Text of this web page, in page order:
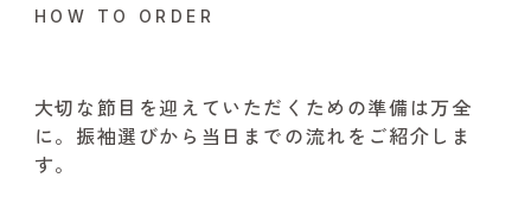
HOW TO ORDER
大切な節目を迎えていただくための準備は万全
に。振袖選びから当日までの流れをご紹介しま
す。